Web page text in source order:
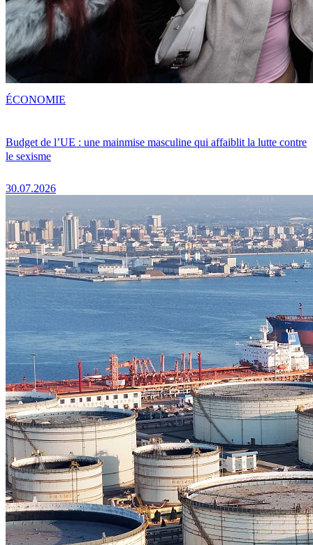
Budget de l’UE : une mainmise masculine qui affaiblit la lutte contre
le sexisme
30.07.2026
ÉCONOMIE